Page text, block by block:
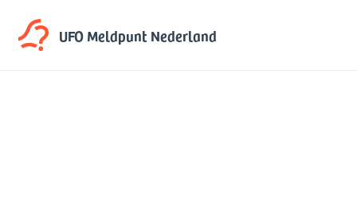
UFO MeldpuntNederland